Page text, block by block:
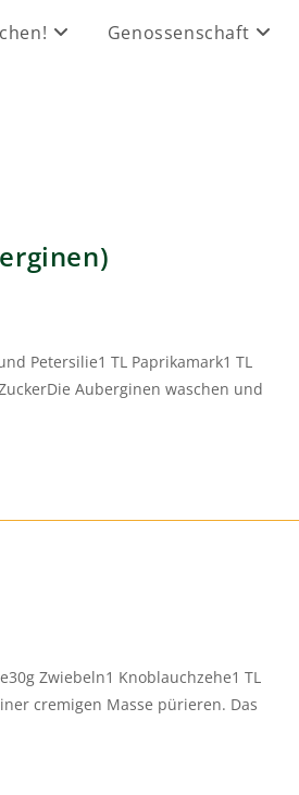
Genossenschaft
Petersilie1 TL Paprikamark1 TL
Auberginen waschen und
Zwiebeln1 Knoblauchzehe1 TL
cremigen Masse pürieren. Das